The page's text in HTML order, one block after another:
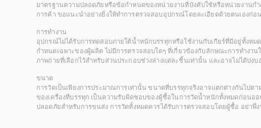
มาตรฐานความปลอดภัยหรือข้อกำหนดของหน่วยงานที่บังคับใช้หรือหน่วยงานกำ
การค้า ขอแนะนำอย่างยิ่งให้ทำการตรวจสอบอุปกรณ์โดยละเอียดด้วยตนเองก่อ
การทำงาน
อุปกรณ์ไม่ได้รับการทดสอบภายใต้น้ำหนักบรรทุกหรือใช้งานกับเกียร์ที่มีอยู่ทั้งหม
กำหนดเฉพาะของผู้ผลิต ไม่มีการตรวจสอบใดๆ ที่เกี่ยวข้องกับลักษณะการทำงาน
ภาพถ่ายที่เลือกไว้สำหรับส่วนประกอบช่วงล่างแต่ละชิ้นเท่านั้น และอาจไม่ได้บ่ง
ขนาด
การวัดเป็นเพียงการประมาณการเท่านั้น ขนาดที่บรรทุกจริงอาจแตกต่างกันไป
ของเครื่องที่บรรทุก เป็นความรับผิดชอบของผู้ซื้อในการวัดน้ำหนักทั้งหมดก่อนอ
ปลอดภัยสำหรับการขนส่ง การวัดทั้งหมดควรได้รับการตรวจสอบโดยผู้ซื้อ อย่าพึ่